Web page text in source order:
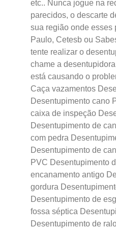
etc.. Nunca jogue na
parecidos, o descarte
sua região onde esses
Paulo, Cetesb ou
tente realizar o
chame a
está causando o
Caça vazamentos
Desentupimento cano
caixa de inspeção
Desentupimento de
com pedra
Desentupimento de
PVC Desentupimento
encanamento antigo
gordura
Desentupimento de
fossa séptica
Desentupimento de